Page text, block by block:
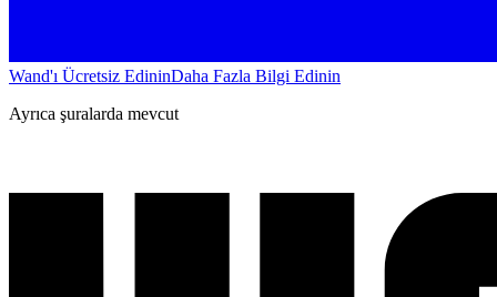
Wand'ı Ücretsiz EdininDaha Fazla Bilgi Edinin
Ayrıca şuralarda mevcut